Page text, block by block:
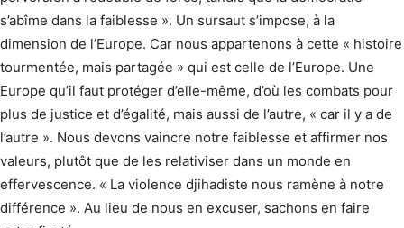
s’abîme dans la faiblesse ». Un sursaut s’impose, à la
dimension de l’Europe. Car nous appartenons à cette « histoire
tourmentée, mais partagée » qui est celle de l’Europe. Une
Europe qu’il faut protéger d’elle-même, d’où les combats pour
plus de justice et d’égalité, mais aussi de l’autre, « car il y a de
l’autre ». Nous devons vaincre notre faiblesse et affirmer nos
valeurs, plutôt que de les relativiser dans un monde en
effervescence. « La violence djihadiste nous ramène à notre
différence ». Au lieu de nous en excuser, sachons en faire